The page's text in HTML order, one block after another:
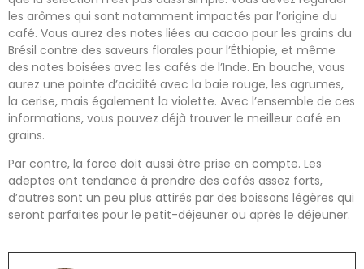
les arômes qui sont notamment impactés par l’origine du
café. Vous aurez des notes liées au cacao pour les grains du
Brésil contre des saveurs florales pour l’Éthiopie, et même
des notes boisées avec les cafés de l’Inde. En bouche, vous
aurez une pointe d’acidité avec la baie rouge, les agrumes,
la cerise, mais également la violette. Avec l’ensemble de ces
informations, vous pouvez déjà trouver le meilleur café en
grains.
Par contre, la force doit aussi être prise en compte. Les
adeptes ont tendance à prendre des cafés assez forts,
d’autres sont un peu plus attirés par des boissons légères qui
seront parfaites pour le petit-déjeuner ou après le déjeuner.